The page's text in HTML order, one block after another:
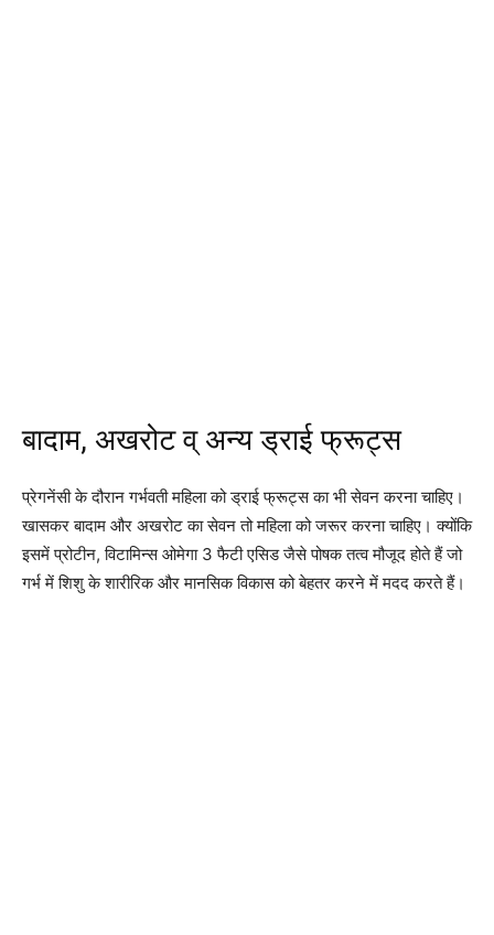
बादाम, अखरोट व् अन्य ड्राई फ्रूट्स
प्रेगनेंसी के दौरान गर्भवती महिला को ड्राई फ्रूट्स का भी सेवन करना चाहिए।
खासकर बादाम और अखरोट का सेवन तो महिला को जरूर करना चाहिए। क्योंकि
इसमें प्रोटीन, विटामिन्स ओमेगा 3 फैटी एसिड जैसे पोषक तत्व मौजूद होते हैं जो
गर्भ में शिशु के शारीरिक और मानसिक विकास को बेहतर करने में मदद करते हैं।